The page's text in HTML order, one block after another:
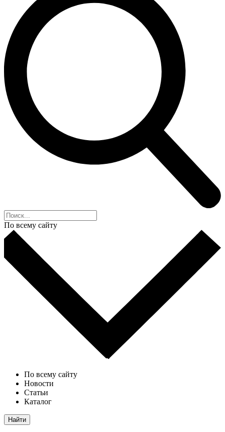
По всему сайту
По всему сайту
Новости
Статьи
Каталог
Найти